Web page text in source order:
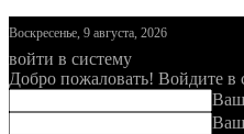
Воскресенье, 9 августа, 2026
войти в систему
Добро пожаловать! Войдите в
Ваш